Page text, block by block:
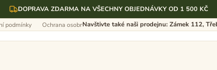
DOPRAVA ZDARMA NA VŠECHNY OBJEDNÁVKY OD 1 500 KČ
Navštivte také naši prodejnu: Zámek 112,
podmínky Ochrana osobních údajů